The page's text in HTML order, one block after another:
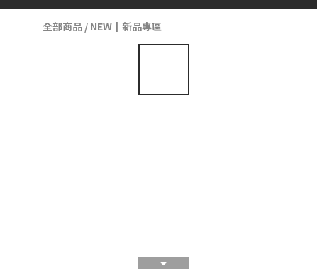
全部商品 / NEW┃新品專區